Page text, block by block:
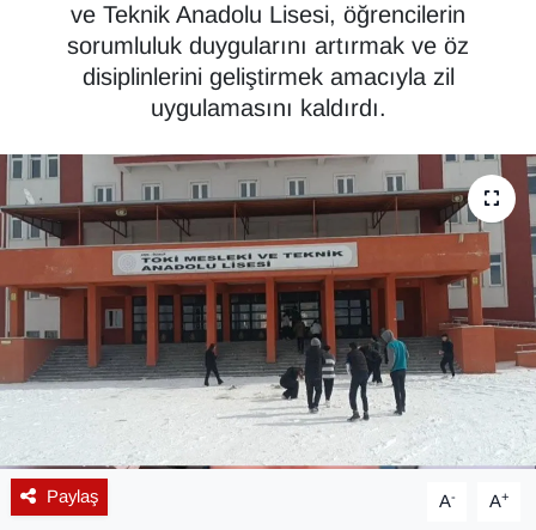
ve Teknik Anadolu Lisesi, öğrencilerin
sorumluluk duygularını artırmak ve öz
disiplinlerini geliştirmek amacıyla zil
uygulamasını kaldırdı.
Paylaş A- A+
ÇEVRE
Deprem
Diğer
DÜNYA
EĞİTİM
EKONOMİ
Eleman
Emlak
Tüm Manşetler
Son Dakika Haberleri